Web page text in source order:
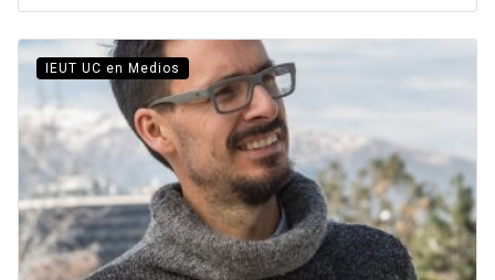
IEUT UC en Medios